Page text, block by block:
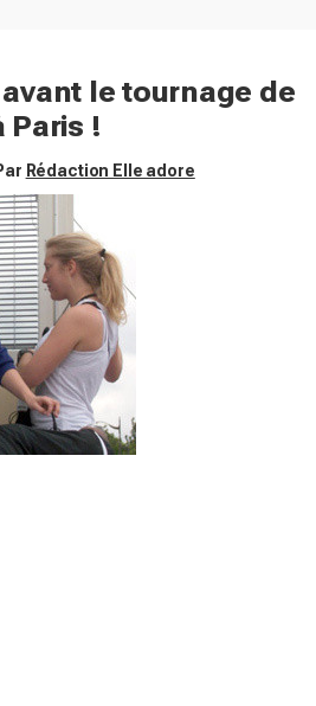
le tournage de
Paris !
Rédaction Elle adore